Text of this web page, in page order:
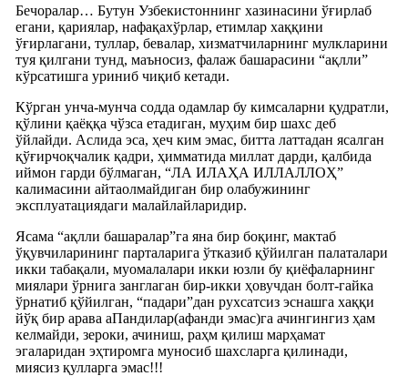
Бечоралар… Бутун Узбекистоннинг хазинасини ўғирлаб
егани, қариялар, нафақахўрлар, етимлар хаққини
ўғирлагани, туллар, бевалар, хизматчиларнинг мулкларини
туя қилгани тунд, маъносиз, фалаж башарасини “ақлли”
кўрсатишга уриниб чиқиб кетади.
Кўрган унча-мунча содда одамлар бу кимсаларни қудратли,
қўлини қаёққа чўзса етадиган, муҳим бир шахс деб
ўйлайди. Аслида эса, ҳеч ким эмас, битта латтадан ясалган
қўғирчоқчалик қадри, ҳимматида миллат дарди, қалбида
иймон гарди бўлмаган, “ЛА ИЛАҲА ИЛЛАЛЛОҲ”
калимасини айтаолмайдиган бир олабужининг
эксплуатациядаги малайлайларидир.
Ясама “ақлли башаралар”га яна бир боқинг, мактаб
ўқувчиларининг парталарига ўтказиб қўйилган палаталари
икки табақали, муомалалари икки юзли бу қиёфаларнинг
миялари ўрнига занглаган бир-икки ҳовучдан болт-гайка
ўрнатиб қўйилган, “падари”дан рухсатсиз эснашга хаққи
йўқ бир арава аПандилар(афанди эмас)га ачингингиз ҳам
келмайди, зероки, ачиниш, раҳм қилиш марҳамат
эгаларидан эҳтиромга муносиб шахсларга қилинади,
миясиз қулларга эмас!!!